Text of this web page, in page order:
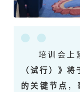
培训会上
（试行）》
的关键节点 ，